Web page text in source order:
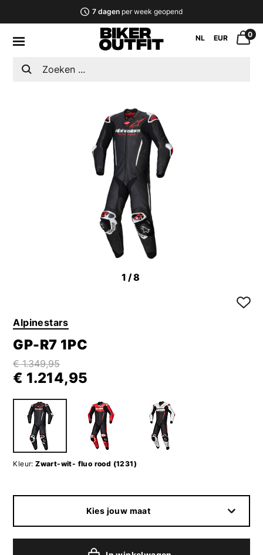
7 dagenper week geopend
NL EUR 0
1 /8
Alpinestars
GP-R7 1PC
€ 1.349,95
€ 1.214,95
Kleur: Zwart-wit- fluo rood (1231)
Kies jouw maat